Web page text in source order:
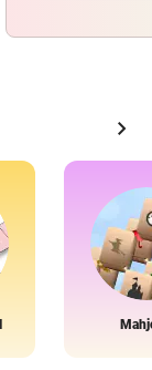
chevron_right